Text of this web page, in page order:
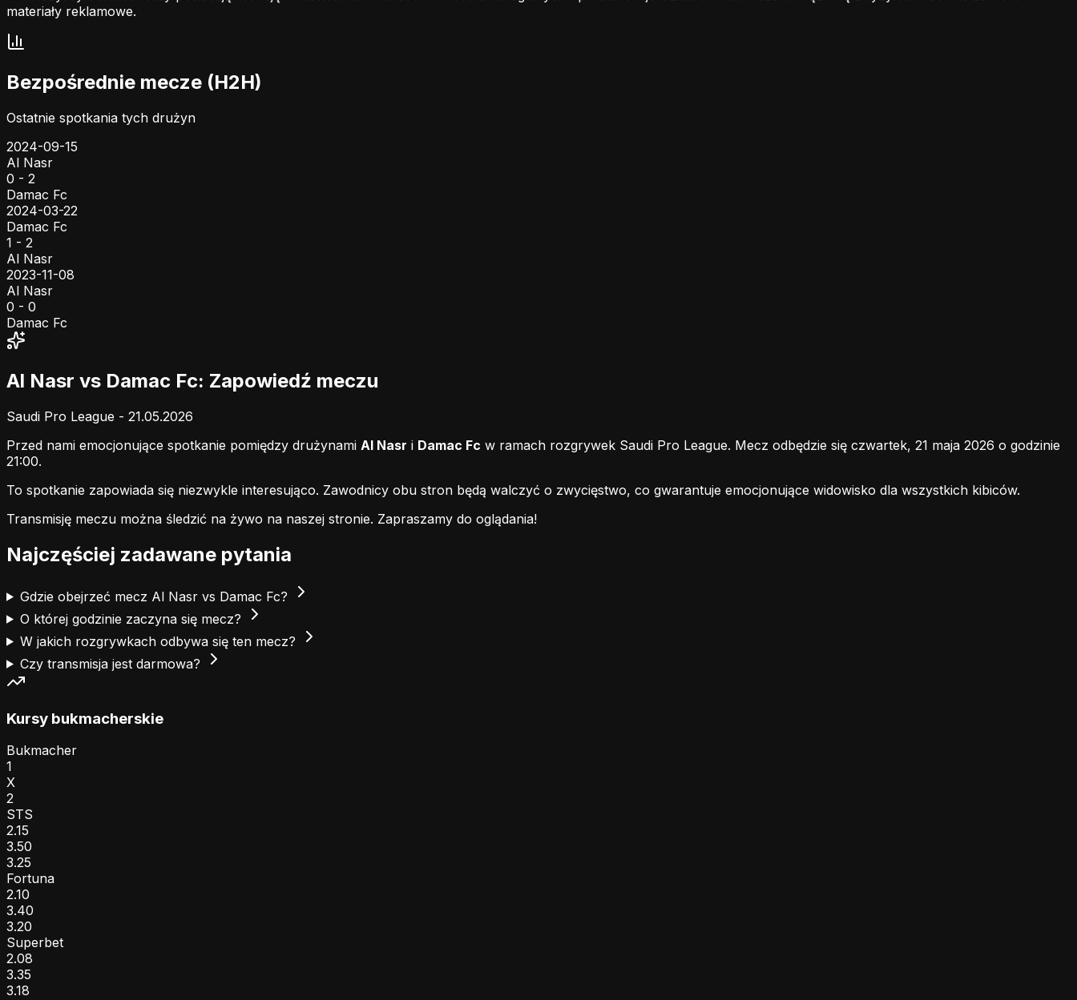
materiały reklamowe.
Bezpośrednie mecze (H2H)
Ostatnie spotkania tych drużyn
2024-09-15
Al Nasr
0 - 2
Damac Fc
2024-03-22
Damac Fc
1 - 2
Al Nasr
2023-11-08
Al Nasr
0 - 0
Damac Fc
Al Nasr vs Damac Fc: Zapowiedź meczu
Saudi Pro League - 21.05.2026
Przed nami emocjonujące spotkanie pomiędzy drużynami Al Nasr i Damac Fc w ramach rozgrywek Saudi Pro League. Mecz odbędzie się czwartek, 21 maja 2026 o godzinie
21:00.
To spotkanie zapowiada się niezwykle interesująco. Zawodnicy obu stron będą walczyć o zwycięstwo, co gwarantuje emocjonujące widowisko dla wszystkich kibiców.
Transmisję meczu można śledzić na żywo na naszej stronie. Zapraszamy do oglądania!
Najczęściej zadawane pytania
Gdzie obejrzeć mecz Al Nasr vs Damac Fc?
O której godzinie zaczyna się mecz?
W jakich rozgrywkach odbywa się ten mecz?
Czy transmisja jest darmowa?
Kursy bukmacherskie
Bukmacher
1
X
2
STS
2.15
3.50
3.25
Fortuna
2.10
3.40
3.20
Superbet
2.08
3.35
3.18